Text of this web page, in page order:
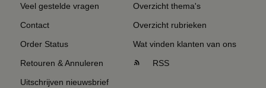
Veel gestelde vragen
Contact
Order Status
Retouren & Annuleren
Uitschrijven nieuwsbrief
Overzicht thema's
Overzicht rubrieken
Wat vinden klanten van ons
RSS